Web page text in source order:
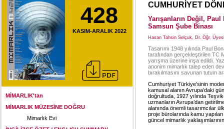
428
KASIM-ARALIK 2022
MİMARLIK'tan
MİMARLIK MÜZESİNE DOĞRU
Mimarlık Evi
CUMHURİYET
Yarışanların Değil, Paul
Samsun Şube Binası
Hasan Tahsin Selçuk, Dr. Öğr.
Tasarımı 1948 yılında Paul
tarafından gerçekleştirilen TC
yarışma üzerine inşa edildi.
anonim mimarlık talep eden
bırakılmasını savunan tutum
Cumhuriyet Türkiye’sinin
kamusal alanın Avrupa’daki
doğrultuda, 1927 yılında
uzmanların Avrupa’dan
alanında önemli tasarımcılar
proje bürolarında kamu
güncel mimarlık